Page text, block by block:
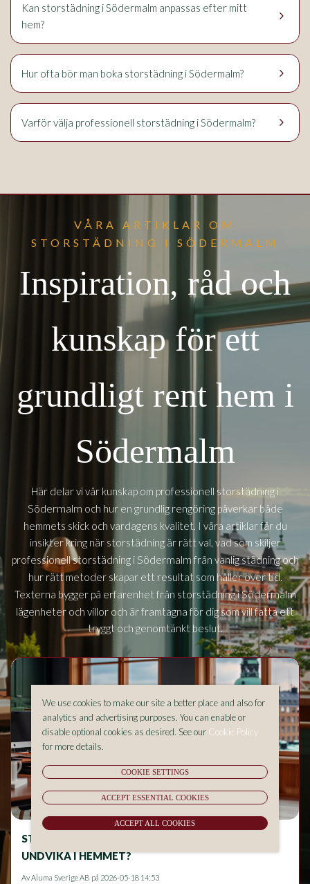
keyboard_arrow_right
Kan storstädning i Södermalm anpassas efter mitt
hem?
keyboard_arrow_right
Hur ofta bör man boka storstädning i Södermalm?
keyboard_arrow_right
Varför välja professionell storstädning i Södermalm?
VÅRA ARTIKLAR OM
STORSTÄDNING I SÖDERMALM
Inspiration, råd och
kunskap för ett
grundligt rent hem i
Södermalm
Här delar vi vår kunskap om professionell storstädning i
Södermalm och hur en grundlig rengöring påverkar både
hemmets skick och vardagens kvalitet. I våra artiklar får du
insikter kring när storstädning är rätt val, vad som skiljer
professionell storstädning i Södermalm från vanlig städning och
hur rätt metoder skapar ett resultat som håller över tid.
Texterna bygger på erfarenhet från storstädning iSödermalm
lägenheter och villor och är framtagna för dig som vill fatta ett
tryggt och genomtänkt beslut.
STÄDNING OCH ALLERGIER – VAD BÖR DU
UNDVIKA I HEMMET?
Av Aluma Sverige AB på 2026-05-18 14:53
We use cookies to make our site a better place and also for
analytics and advertising purposes. You can enable or
disable optional cookies as desired. See our Cookie Policy
for more details.
COOKIE SETTINGS
ACCEPT ESSENTIAL COOKIES
ACCEPT ALL COOKIES